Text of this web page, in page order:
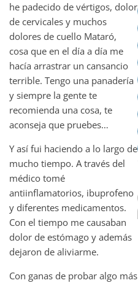
he padecido de vértigos, dolor
de cervicales y muchos
dolores de cuello Mataró,
cosa que en el día a día me
hacía arrastrar un cansancio
terrible. Tengo una panadería
y siempre la gente te
recomienda una cosa, te
aconseja que pruebes…
Y así fui haciendo a lo largo de
mucho tiempo. A través del
médico tomé
antiinflamatorios, ibuprofeno
y diferentes medicamentos.
Con el tiempo me causaban
dolor de estómago y además
dejaron de aliviarme.
Con ganas de probar algo más